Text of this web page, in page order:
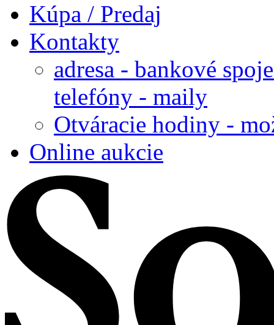
Kúpa / Predaj
Kontakty
adresa - bankové
telefóny - maily
Otváracie hodiny -
Online aukcie